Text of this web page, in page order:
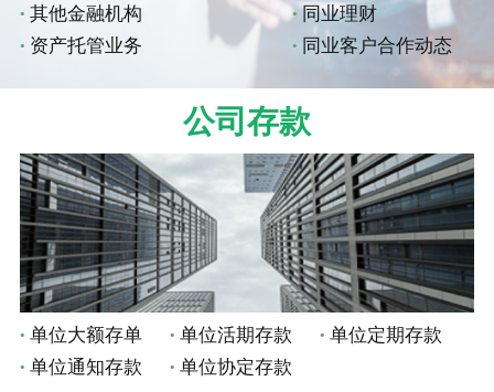
其他金融机构
同业理财
资产托管业务
同业客户合作动态
公司存款
单位大额存单 单位活期存款
单位定期存款
单位通知存款
单位协定存款